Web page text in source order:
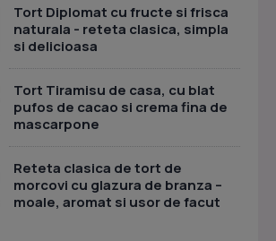
Tort Diplomat cu fructe si frisca
naturala - reteta clasica, simpla
si delicioasa
Tort Tiramisu de casa, cu blat
pufos de cacao si crema fina de
mascarpone
Reteta clasica de tort de
morcovi cu glazura de branza –
moale, aromat si usor de facut